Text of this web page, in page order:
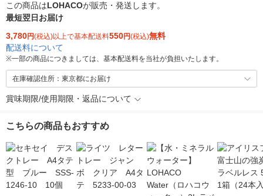
この商品はLOHACOが販売・発送します。
最短翌日お届け
3,780円(税込)以上で基本配送料550円(税込)無料
配送料について
※一部の商品につきましては、基本配送料を当社が負担いたします。
在庫確認住所：東京都にお届け
賞味期限/使用期限・返品について
こちらの商品もおすすめ